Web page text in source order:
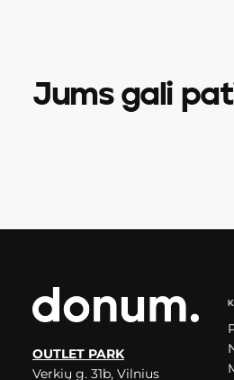
Jums gali
OUTLET PARK
Verkių g. 31b, Vilnius